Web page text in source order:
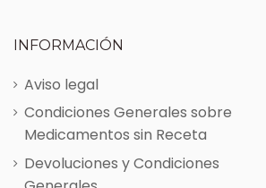
INFORMACIÓN
Aviso legal
Condiciones Generales sobre
Medicamentos sin Receta
Devoluciones y Condiciones